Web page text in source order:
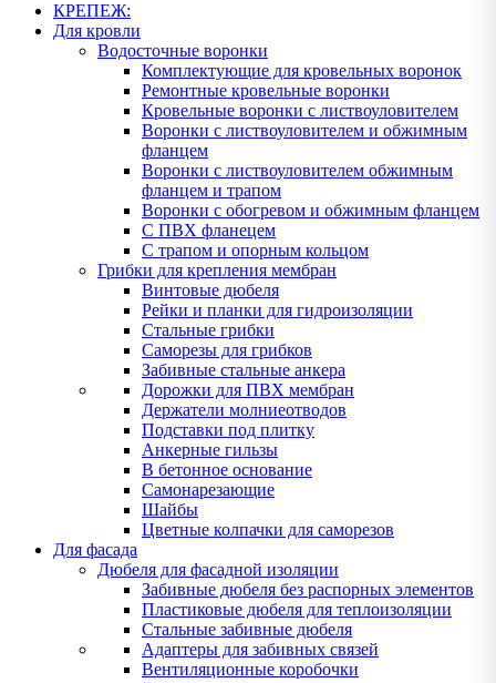
КРЕПЕЖ:
Для кровли
Водосточные воронки
Комплектующие для кровельных воронок
Ремонтные кровельные воронки
Кровельные воронки с листвоуловителем
Воронки с листвоуловителем и обжимным
фланцем
Воронки с листвоуловителем обжимным
фланцем и трапом
Воронки с обогревом и обжимным фланцем
С ПВХ фланецем
С трапом и опорным кольцом
Грибки для крепления мембран
Винтовые дюбеля
Рейки и планки для гидроизоляции
Стальные грибки
Саморезы для грибков
Забивные стальные анкера
Дорожки для ПВХ мембран
Держатели молниеотводов
Подставки под плитку
Анкерные гильзы
В бетонное основание
Самонарезающие
Шайбы
Цветные колпачки для саморезов
Для фасада
Дюбеля для фасадной изоляции
Забивные дюбеля без распорных элементов
Пластиковые дюбеля для теплоизоляции
Стальные забивные дюбеля
Адаптеры для забивных связей
Вентиляционные коробочки